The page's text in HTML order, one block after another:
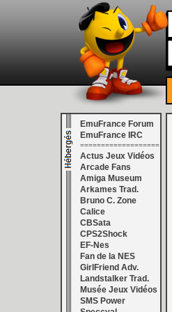
EmuFrance Forum
EmuFrance IRC
===================
Actus Jeux Vidéos
Arcade Fans
Amiga Museum
Arkames Trad.
Bruno C. Zone
Calice
CBSata
CPS2Shock
EF-Nes
Fan de la NES
GirlFriend Adv.
Landstalker Trad.
Musée Jeux Vidéos
SMS Power